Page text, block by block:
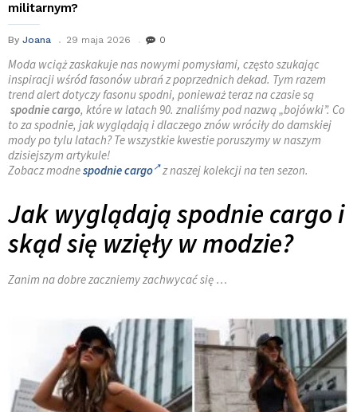
militarnym?
By Joana 29 maja 2026 0
Moda wciąż zaskakuje nas nowymi pomysłami, często szukając
inspiracji wśród fasonów ubrań z poprzednich dekad. Tym razem
trend alert dotyczy fasonu spodni, ponieważ teraz na czasie są
spodnie cargo, które w latach 90. znaliśmy pod nazwą „bojówki”. Co
to za spodnie, jak wyglądają i dlaczego znów wróciły do damskiej
mody po tylu latach? Te wszystkie kwestie poruszymy w naszym
dzisiejszym artykule!
Zobacz modnespodnie cargo z naszej kolekcji na ten sezon.
Jak wyglądają spodnie cargo i
skąd się wzięły w modzie?
Zanim na dobre zaczniemy zachwycać się …